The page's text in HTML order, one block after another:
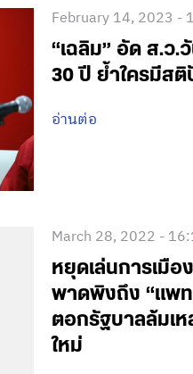
February 14, 2023 -
“เฉลิม” อัด ส.ว
30 ปี ย้ำใครมีส
อ่านต่อ
March 28, 2022 -
หยุดเล่นการเมือ
พาดพิงถึง “แพท
ตอกรัฐบาลล้มเ
ใหม่